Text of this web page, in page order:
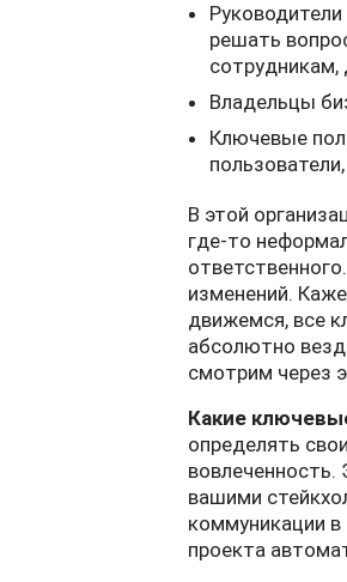
решать
сотрудникам,
Владельцы
Ключевые
В этой
где-то
изменений.
движемся, все
абсолютно
смотрим через
Какие
определять
вашими
коммуникации
проекта